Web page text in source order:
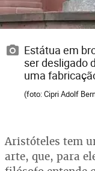
Estátua em
ser desligado
uma
(foto: Cipri Adolf
Aristóteles tem
arte, que, para